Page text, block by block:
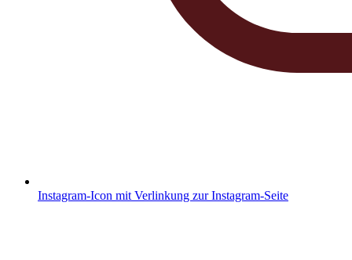
Instagram-Icon mit Verlinkung zur Instagram-Seite